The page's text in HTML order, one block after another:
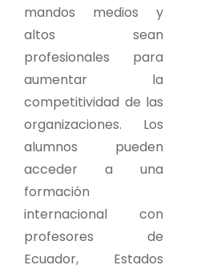
mandos medios y
altos sean
profesionales para
aumentar la
competitividad de las
organizaciones. Los
alumnos pueden
acceder a una
formación
internacional con
profesores de
Ecuador, Estados